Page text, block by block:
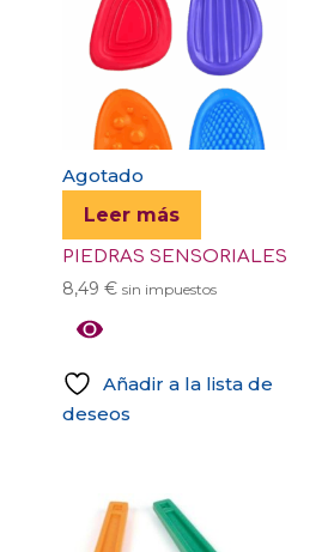
Agotado
Leer más
PIEDRAS SENSORIALES
8,49 € sin impuestos
Añadir a la lista de
deseos